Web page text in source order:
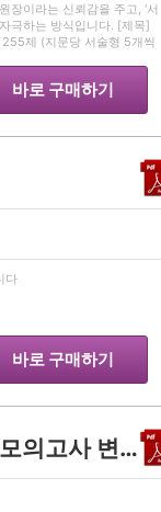
장이라는 신뢰감을 주고, '서
극하는 방식입니다. [제목]
제 (지문당 서술형 5개씩
바로 구매하기
다
바로 구매하기
2026학년도 고3 세계지리 9월 모의고사 변형문제